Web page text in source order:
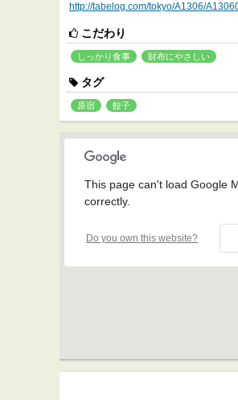
http://tabelog.com/tokyo/A1306/
こだわり
しっかり食事 財布にやさしい
タグ
原宿 餃子
This page can't load Google
correctly.
Do you own this website?